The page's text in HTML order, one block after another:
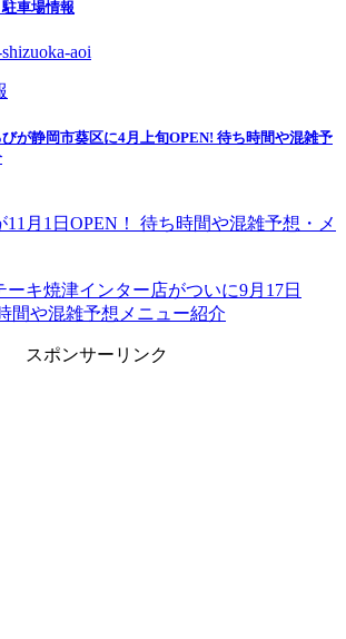
車場情報
が静岡市葵区に4月上旬OPEN! 待ち時間や混雑予
11月1日OPEN！ 待ち時間や混雑予想・メ
ーキ焼津インター店がついに9月17日
間や混雑予想メニュー紹介
スポンサーリンク